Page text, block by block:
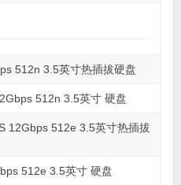
512n 3.5英寸热插拔硬盘
512n 3.5英寸 硬盘
12Gbps 512e 3.5英寸热插拔
512e 3.5英寸 硬盘